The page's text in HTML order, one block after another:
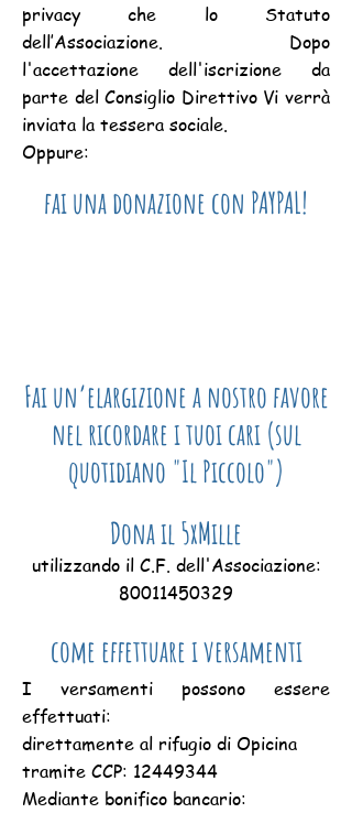
privacy che lo Statuto
dell’Associazione. Dopo
l'accettazione dell'iscrizione da
parte del Consiglio Direttivo Vi verrà
inviata la tessera sociale.
Oppure:
fai una donazione con PAYPAL!
Fai un’elargizione a nostro favore
nel ricordare i tuoi cari (sul
quotidiano "Il Piccolo")
Dona il 5xMille
utilizzando il C.F. dell'Associazione:
80011450329
come effettuare i versamenti
I versamenti possono essere
effettuati:
direttamente al rifugio di Opicina
tramite CCP: 12449344
Mediante bonifico bancario: